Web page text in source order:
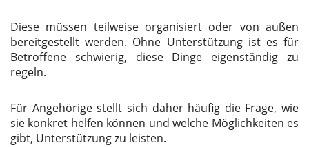
Diese müssen teilweise organisiert oder von außen
bereitgestellt werden. Ohne Unterstützung ist es für
Betroffene schwierig, diese Dinge eigenständig zu
regeln.
Für Angehörige stellt sich daher häufig die Frage, wie
sie konkret helfen können und welche Möglichkeiten es
gibt, Unterstützung zu leisten.